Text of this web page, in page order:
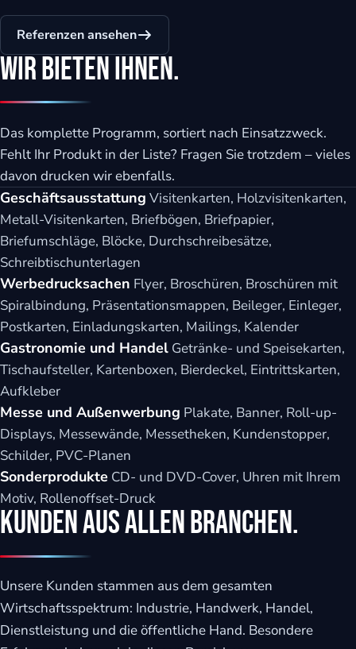
Referenzen ansehen
Wir bieten Ihnen.
Das komplette Programm, sortiert nach Einsatzzweck.
Fehlt Ihr Produkt in der Liste? Fragen Sie trotzdem – vieles
davon drucken wir ebenfalls.
Geschäftsausstattung Visitenkarten, Holzvisitenkarten,
Metall-Visitenkarten, Briefbögen, Briefpapier,
Briefumschläge, Blöcke, Durchschreibesätze,
Schreibtischunterlagen
Werbedrucksachen Flyer, Broschüren, Broschüren mit
Spiralbindung, Präsentationsmappen, Beileger, Einleger,
Postkarten, Einladungskarten, Mailings, Kalender
Gastronomie und Handel Getränke- und Speisekarten,
Tischaufsteller, Kartenboxen, Bierdeckel, Eintrittskarten,
Aufkleber
Messe und Außenwerbung Plakate, Banner, Roll-up-
Displays, Messewände, Messetheken, Kundenstopper,
Schilder, PVC-Planen
Sonderprodukte CD- und DVD-Cover, Uhren mit Ihrem
Motiv, Rollenoffset-Druck
Kunden aus allen Branchen.
Unsere Kunden stammen aus dem gesamten
Wirtschaftsspektrum: Industrie, Handwerk, Handel,
Dienstleistung und die öffentliche Hand. Besondere